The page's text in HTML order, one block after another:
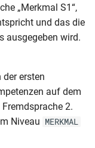
„Merkmal S1“,
und das die
ausgegeben wird.
ersten
auf dem
2.
Niveau MERKMAL